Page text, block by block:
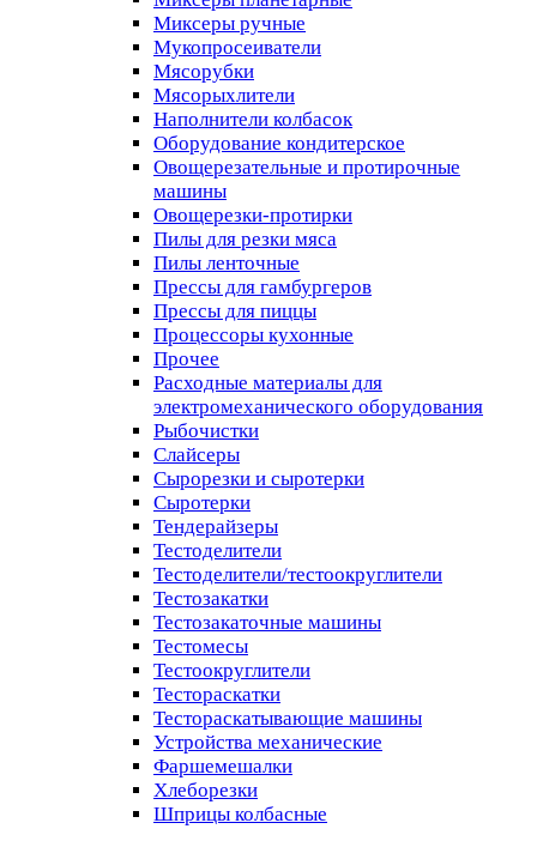
Миксеры ручные
Мукопросеиватели
Мясорубки
Мясорыхлители
Наполнители колбасок
Оборудование кондитерское
Овощерезательные и протирочные
машины
Овощерезки-протирки
Пилы для резки мяса
Пилы ленточные
Прессы для гамбургеров
Прессы для пиццы
Процессоры кухонные
Прочее
Расходные материалы для
электромеханического оборудования
Рыбочистки
Слайсеры
Сырорезки и сыротерки
Сыротерки
Тендерайзеры
Тестоделители
Тестоделители/тестоокруглители
Тестозакатки
Тестозакаточные машины
Тестомесы
Тестоокруглители
Тестораскатки
Тестораскатывающие машины
Устройства механические
Фаршемешалки
Хлеборезки
Шприцы колбасные